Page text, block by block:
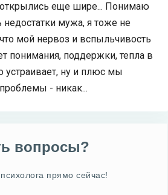
открылись еще шире... Понимаю
мужа, я тоже не
мой нервоз и вспыльчивость
понимания, поддержки, тепла в
устраивает, ну и плюс мы
- никак...
вопросы?
прямо сейчас!